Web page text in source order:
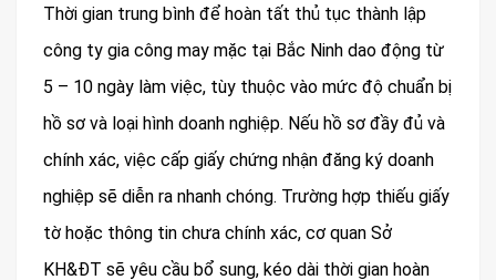
Thời gian trung bình để hoàn tất thủ tục thành lập
công ty gia công may mặc tại Bắc Ninh dao động từ
5 – 10 ngày làm việc, tùy thuộc vào mức độ chuẩn bị
hồ sơ và loại hình doanh nghiệp. Nếu hồ sơ đầy đủ và
chính xác, việc cấp giấy chứng nhận đăng ký doanh
nghiệp sẽ diễn ra nhanh chóng. Trường hợp thiếu giấy
tờ hoặc thông tin chưa chính xác, cơ quan Sở
KH&ĐT sẽ yêu cầu bổ sung, kéo dài thời gian hoàn